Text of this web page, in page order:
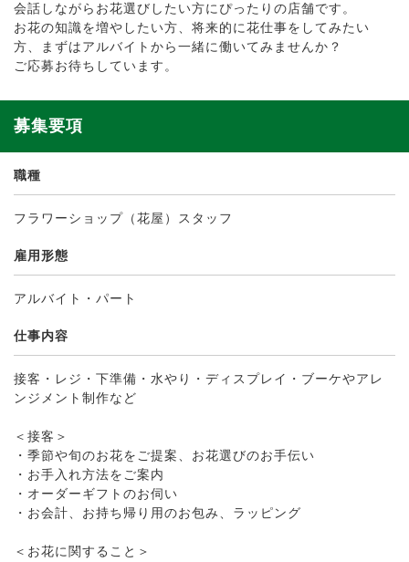
会話しながらお花選びしたい方にぴったりの店舗です。
お花の知識を増やしたい方、将来的に花仕事をしてみたい
方、まずはアルバイトから一緒に働いてみませんか？
ご応募お待ちしています。
募集要項
職種
フラワーショップ（花屋）スタッフ
雇用形態
アルバイト・パート
仕事内容
接客・レジ・下準備・水やり・ディスプレイ・ブーケやアレ
ンジメント制作など
＜接客＞
・季節や旬のお花をご提案、お花選びのお手伝い
・お手入れ方法をご案内
・オーダーギフトのお伺い
・お会計、お持ち帰り用のお包み、ラッピング
＜お花に関すること＞